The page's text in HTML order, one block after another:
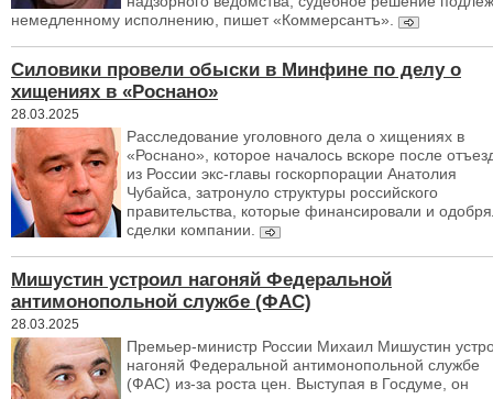
немедленному исполнению, пишет «Коммерсантъ».
Силовики провели обыски в Минфине по делу о
хищениях в «Роснано»
28.03.2025
Расследование уголовного дела о хищениях в
«Роснано», которое началось вскоре после
из России экс-главы госкорпорации Анатолия
Чубайса, затронуло структуры российского
правительства, которые финансировали и
сделки компании.
Мишустин устроил нагоняй Федеральной
антимонопольной службе (ФАС)
28.03.2025
Премьер-министр России Михаил Мишустин
нагоняй Федеральной антимонопольной службе
(ФАС) из-за роста цен. Выступая в Госдуме, он